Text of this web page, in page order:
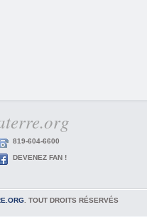
819-604-6600
DEVENEZ FAN !
. TOUT DROITS RÉSERVÉS